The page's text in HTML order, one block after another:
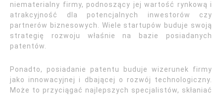
niematerialny firmy, podnoszący jej wartość rynkową i
atrakcyjność dla potencjalnych inwestorów czy
partnerów biznesowych. Wiele startupów buduje swoją
strategię rozwoju właśnie na bazie posiadanych
patentów.
Ponadto, posiadanie patentu buduje wizerunek firmy
jako innowacyjnej i dbającej o rozwój technologiczny.
Może to przyciągać najlepszych specjalistów, skłaniać